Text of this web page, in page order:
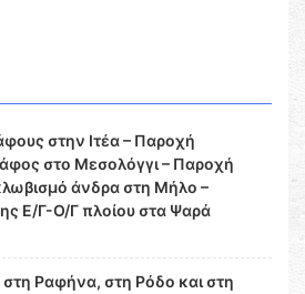
στην Ιτέα – Παροχή
στο Μεσολόγγι – Παροχή
άνδρα στη Μήλο –
Ε/Γ-Ο/Γ πλοίου στα Ψαρά
Ραφήνα, στη Ρόδο και στη